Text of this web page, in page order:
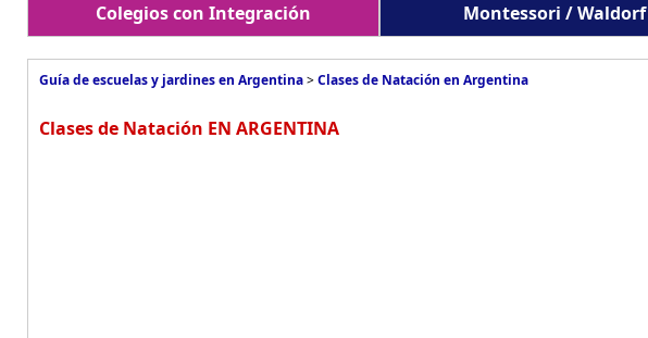
Colegios con Integración
Montessori / Waldorf
Guía de escuelas y jardines en Argentina>Clases de Natación en Argentina
Clases de Natación EN ARGENTINA